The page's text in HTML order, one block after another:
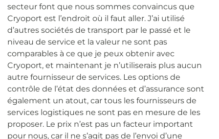
secteur font que nous sommes convaincus que
Cryoport est l’endroit où il faut aller. J’ai utilisé
d’autres sociétés de transport par le passé et le
niveau de service et la valeur ne sont pas
comparables à ce que je peux obtenir avec
Cryoport, et maintenant je n’utiliserais plus aucun
autre fournisseur de services. Les options de
contrôle de l’état des données et d’assurance sont
également un atout, car tous les fournisseurs de
services logistiques ne sont pas en mesure de les
proposer. Le prix n’est pas un facteur important
pour nous, car il ne s’agit pas de l’envoi d’une